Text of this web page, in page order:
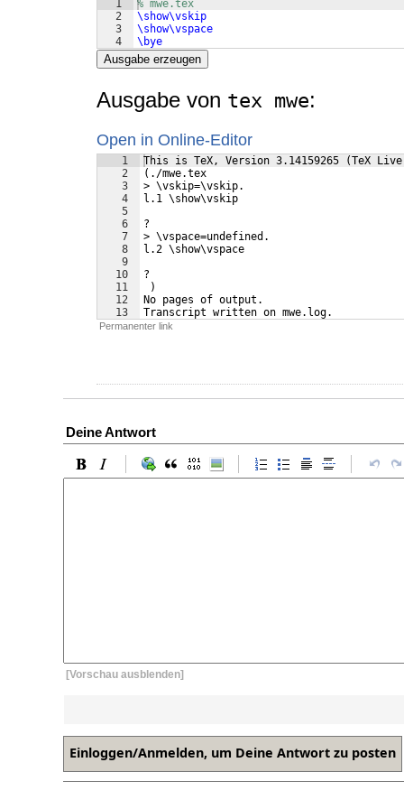
1
2
3
4
% mwe.tex
\show\vskip
\show\vspace
\bye
Ausgabe erzeugen
Ausgabe von tex mwe:
Open in Online-Editor
1
2
3
4
5
6
7
8
9
10
11
12
13
This is TeX, Version 3.14159265 (TeX
(./mwe.tex
> \vskip=\vskip.
l.1 \show\vskip
?
> \vspace=undefined.
l.2 \show\vspace
?
)
No pages of output.
Transcript written on mwe.log.
Permanenter link
Deine Antwort
[Vorschau ausblenden]